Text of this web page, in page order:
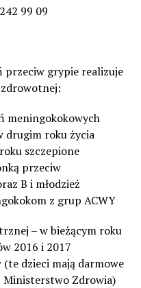
99 09
przeciw grypie realizuje
meningokokowych
drugim roku życia
szczepione
przeciw
B i młodzież
z grup ACWY
– w bieżącym roku
2016 i 2017
(te dzieci mają darmowe
Ministerstwo Zdrowia)